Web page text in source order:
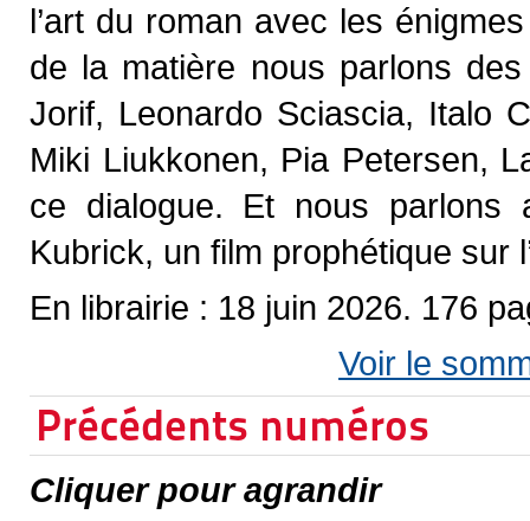
l’art du roman avec les
de la matière nous parlons
Jorif, Leonardo Sciascia, Italo
Miki Liukkonen, Pia Petersen,
ce dialogue. Et nous parlons
Kubrick, un film prophétique sur
En librairie : 18 juin 2026. 176
Voir le
Précédents numéros
Cliquer pour agrandir